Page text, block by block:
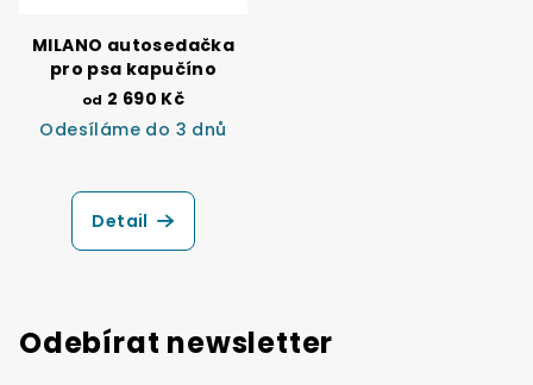
MILANO autosedačka
pro psa kapučíno
od 2 690 Kč
Odesíláme do 3 dnů
Detail
Odebírat newsletter